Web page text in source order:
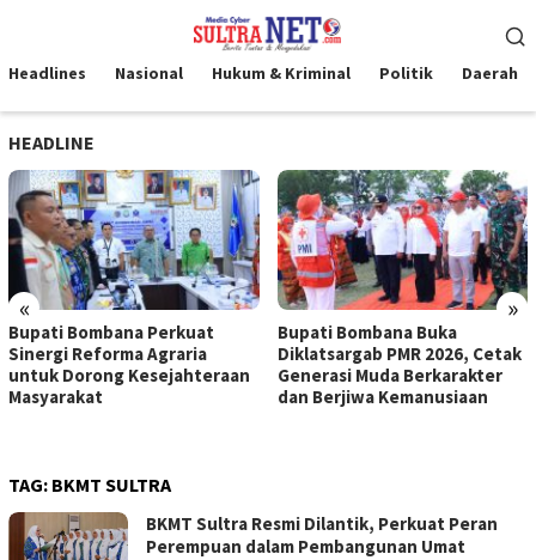
kontenMobile
Headlines Nasional Hukum & Kriminal Politik Daerah
HEADLINE
« »
Bupati Bombana Perkuat
Sinergi Reforma Agraria
untuk Dorong Kesejahteraan
Masyarakat
Bupati Bombana Buka
Diklatsargab PMR 2026, Cetak
Generasi Muda Berkarakter
dan Berjiwa Kemanusiaan
TAG: BKMT SULTRA
BKMT Sultra Resmi Dilantik, Perkuat Peran
Perempuan dalam Pembangunan Umat